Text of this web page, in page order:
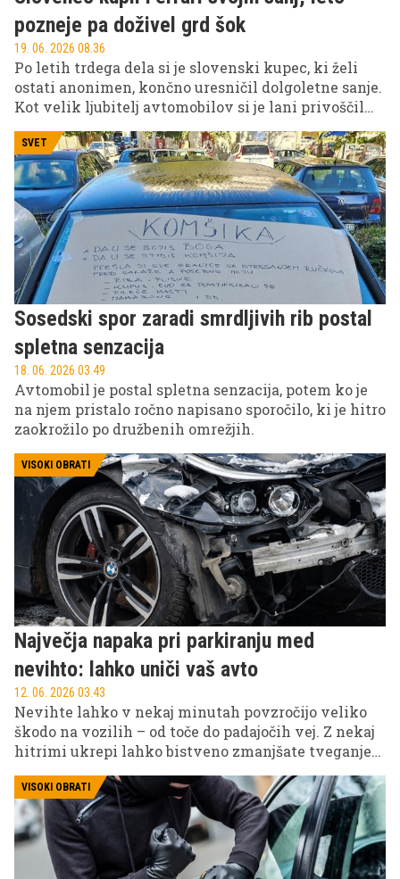
pozneje pa doživel grd šok
19. 06. 2026 08.36
Po letih trdega dela si je slovenski kupec, ki želi
ostati anonimen, končno uresničil dolgoletne sanje.
Kot velik ljubitelj avtomobilov si je lani privoščil
avtomobilske navdušence predstavlja vrhunec
uspeha in izpolnitev mladostnih želja.
SVET
Sosedski spor zaradi smrdljivih rib postal
spletna senzacija
18. 06. 2026 03.49
Avtomobil je postal spletna senzacija, potem ko je
na njem pristalo ročno napisano sporočilo, ki je hitro
zaokrožilo po družbenih omrežjih.
VISOKI OBRATI
Največja napaka pri parkiranju med
nevihto: lahko uniči vaš avto
12. 06. 2026 03.43
Nevihte lahko v nekaj minutah povzročijo veliko
škodo na vozilih – od toče do padajočih vej. Z nekaj
hitrimi ukrepi lahko bistveno zmanjšate tveganje
VISOKI OBRATI